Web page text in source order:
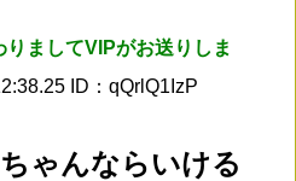
りましてVIPがお送りしま
ID：qQrlQ1IzP
ゃんならいける